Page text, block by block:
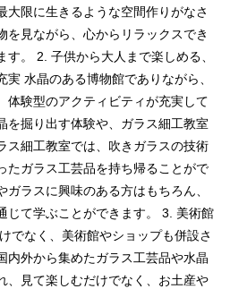
大限に生きるような空間作りがなさ
を見ながら、心からリラックスでき
。 2. 子供から大人まで楽しめる、
水晶のある博物館でありながら、
体験型のアクティビティが充実して
を掘り出す体験や、ガラス細工教室
ス細工教室では、吹きガラスの技術
たガラス工芸品を持ち帰ることがで
ラスに興味のある方はもちろん、
じて学ぶことができます。 3. 美術館
でなく、美術館やショップも併設さ
内外から集めたガラス工芸品や水晶
、見て楽しむだけでなく、お土産や